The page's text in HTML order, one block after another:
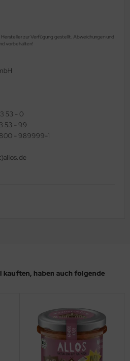
zur Verfügung gestellt. Abweichungen und
vorbehalten!
53 - 0
53 - 99
- 989999-1
kauften, haben auch folgende